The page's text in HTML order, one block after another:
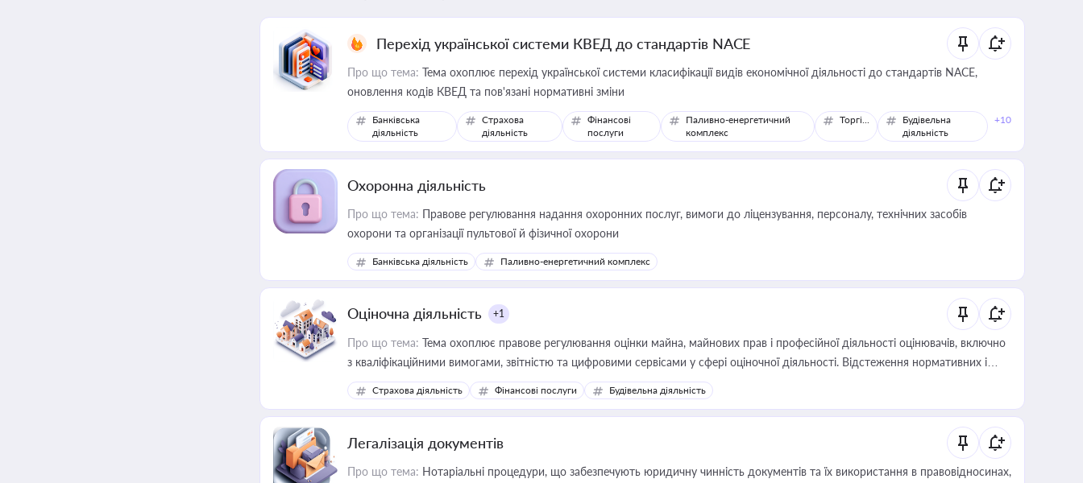
Перехід української системи КВЕД до стандартів NACE
Про що тема: Тема охоплює перехід української системи класифікації видів економічної діяльності до стандартів NACE,
оновлення кодів КВЕД та пов'язані нормативні зміни
Банківська
діяльність
Страхова
діяльність
Фінансові
послуги
Паливно-енергетичний
комплекс
Торгівля
Будівельна
діяльність
+10
Охоронна діяльність
Про що тема: Правове регулювання надання охоронних послуг, вимоги до ліцензування, персоналу, технічних засобів
охорони та організації пультової й фізичної охорони
Банківська діяльність Паливно-енергетичний комплекс
Оціночна діяльність +1
Про що тема: Тема охоплює правове регулювання оцінки майна, майнових прав і професійної діяльності оцінювачів, включно
з кваліфікаційними вимогами, звітністю та цифровими сервісами у сфері оціночної діяльності. Відстеження нормативних і
медійних змін у цій сфері корисне для власника бізнесу, керівника, юриста або бухгалтера під час оподаткування,
приватизації, оренди державного майна, корпоративних угод і перевірки статусу суб'єктів оціночної діяльності
Страхова діяльність Фінансові послуги Будівельна діяльність
Легалізація документів
Про що тема: Нотаріальні процедури, що забезпечують юридичну чинність документів та їх використання в правовідносинах,